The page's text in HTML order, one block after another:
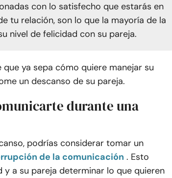
con lo satisfecho que estarás en
tu relación, son lo que la mayoría de la
nivel de felicidad con su pareja.
que ya sepa cómo quiere manejar su
un descanso de su pareja.
durante una
podrías considerar tomar un
de la comunicación . Esto
a su pareja determinar lo que quieren